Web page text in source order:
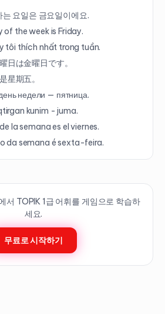
요일은 금요일이에요.
the week is Friday.
tôi thích nhất trong tuần.
日は金曜日です。
星期五。
недели — пятница.
kunim - juma.
la semana es el viernes.
da semana é sexta-feira.
서 TOPIK 1급 어휘를 게임으로 학습하
세요.
무료로 시작하기